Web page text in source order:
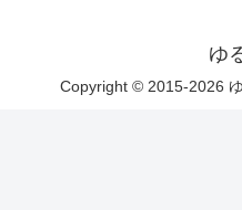
ゆ
Copyright © 2015-2026